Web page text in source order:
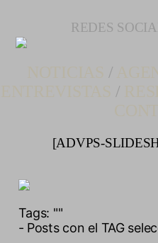
REDES
/
/
[ADVPS-
Tags: ""
- Posts con el TAG